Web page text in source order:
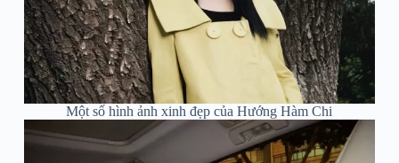
Một số hình ảnh xinh đẹp của Hướng Hàm Chi